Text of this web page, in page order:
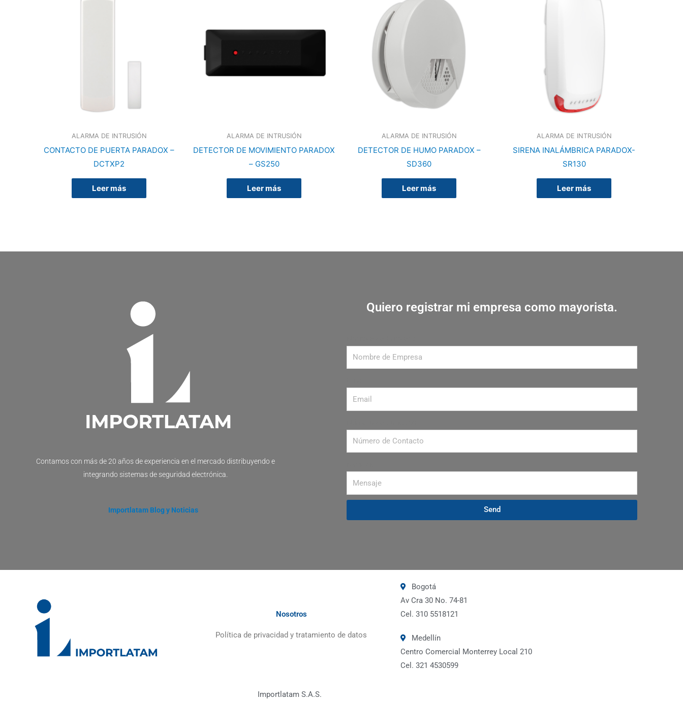
ALARMA DE INTRUSIÓN
CONTACTO DE PUERTA PARADOX –
DCTXP2
Leer más
ALARMA DE INTRUSIÓN
DETECTOR DE MOVIMIENTO PARADOX
– GS250
Leer más
ALARMA DE INTRUSIÓN
DETECTOR DE HUMO PARADOX –
SD360
Leer más
ALARMA DE INTRUSIÓN
SIRENA INALÁMBRICA PARADOX-
SR130
Leer más
Contamos con más de 20 años de experiencia en el mercado distribuyendo e
integrando sistemas de seguridad electrónica.
Importlatam Blog y Noticias
Quiero registrar mi empresa como mayorista.
Send
Nosotros
Política de privacidad y tratamiento de datos
Bogotá
Av Cra 30 No. 74-81
Cel. 310 5518121
Medellín
Centro Comercial Monterrey Local 210
Cel. 321 4530599
Importlatam S.A.S.